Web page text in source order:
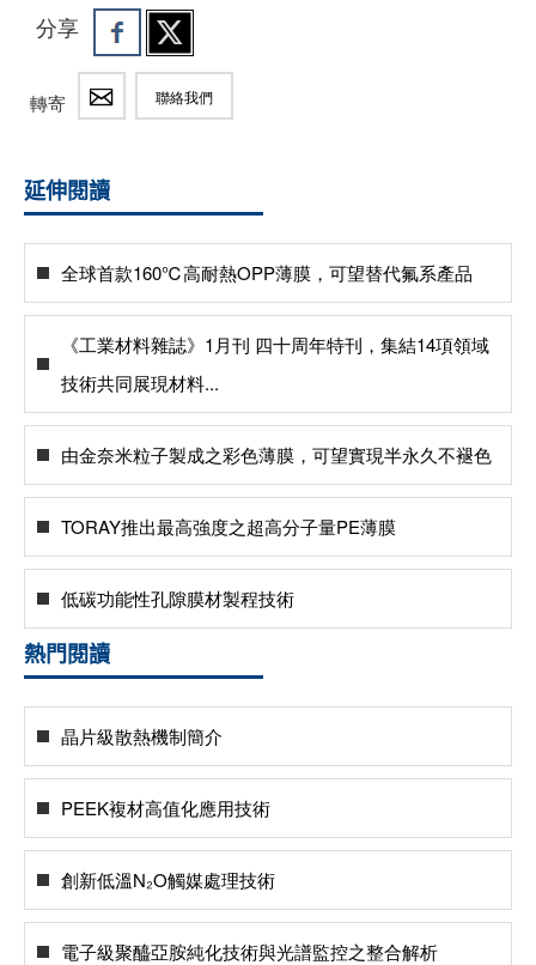
分享
轉寄 聯絡我們
延伸閱讀
全球首款160℃高耐熱OPP薄膜，可望替代氟系產品
《工業材料雜誌》1月刊 四十周年特刊，集結14項領域
技術共同展現材料...
由金奈米粒子製成之彩色薄膜，可望實現半永久不褪色
TORAY推出最高強度之超高分子量PE薄膜
低碳功能性孔隙膜材製程技術
熱門閱讀
晶片級散熱機制簡介
PEEK複材高值化應用技術
創新低溫N₂O觸媒處理技術
電子級聚醯亞胺純化技術與光譜監控之整合解析